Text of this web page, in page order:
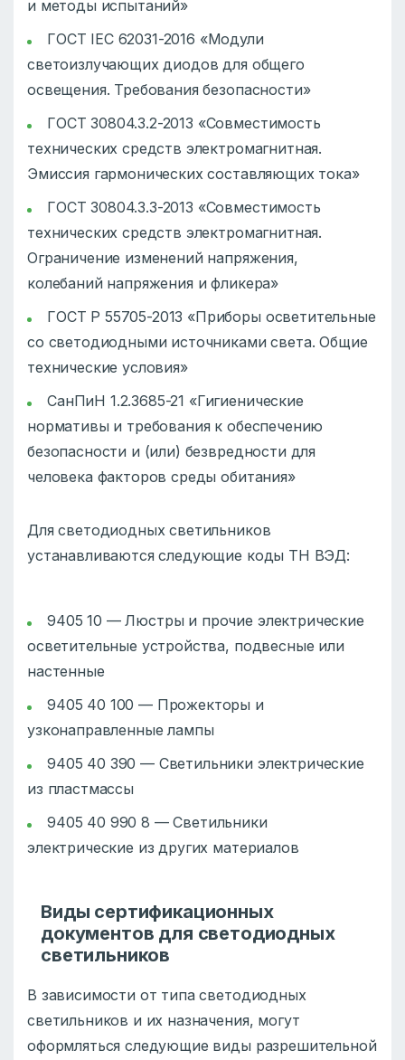
и методы испытаний»
ГОСТ IEC 62031-2016 «Модули
светоизлучающих диодов для общего
освещения. Требования безопасности»
ГОСТ 30804.3.2-2013 «Совместимость
технических средств электромагнитная.
Эмиссия гармонических составляющих тока»
ГОСТ 30804.3.3-2013 «Совместимость
технических средств электромагнитная.
Ограничение изменений напряжения,
колебаний напряжения и фликера»
ГОСТ Р 55705-2013 «Приборы осветительные
со светодиодными источниками света. Общие
технические условия»
СанПиН 1.2.3685-21 «Гигиенические
нормативы и требования к обеспечению
безопасности и (или) безвредности для
человека факторов среды обитания»
Для светодиодных светильников
устанавливаются следующие коды ТН ВЭД:
9405 10 — Люстры и прочие электрические
осветительные устройства, подвесные или
настенные
9405 40 100 — Прожекторы и
узконаправленные лампы
9405 40 390 — Светильники электрические
из пластмассы
9405 40 990 8 — Светильники
электрические из других материалов
Виды сертификационных
документов для светодиодных
светильников
В зависимости от типа светодиодных
светильников и их назначения, могут
оформляться следующие виды разрешительной